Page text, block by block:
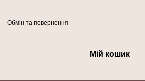
Обмін та повернення
Мій кошик